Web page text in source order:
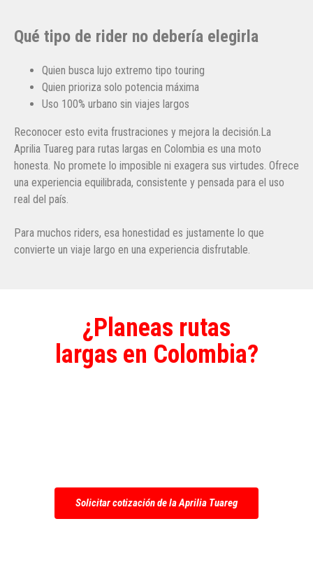
Qué tipo de rider no debería elegirla
Quien busca lujo extremo tipo touring
Quien prioriza solo potencia máxima
Uso 100% urbano sin viajes largos
Reconocer esto evita frustraciones y mejora la decisión.La
Aprilia Tuareg para rutas largas en Colombia es una moto
honesta. No promete lo imposible ni exagera sus virtudes. Ofrece
una experiencia equilibrada, consistente y pensada para el uso
real del país.
Para muchos riders, esa honestidad es justamente lo que
convierte un viaje largo en una experiencia disfrutable.
¿Planeas rutas
largas en Colombia?
Solicitar cotización de la Aprilia Tuareg